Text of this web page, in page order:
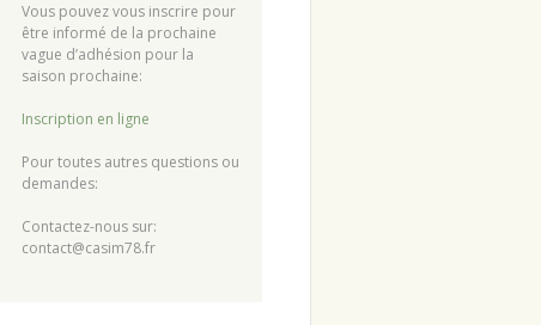
Vous pouvez vous inscrire pour
être informé de la prochaine
vague d’adhésion pour la
saison prochaine:
Inscription en ligne
Pour toutes autres questions ou
demandes:
Contactez-nous sur:
contact@casim78.fr